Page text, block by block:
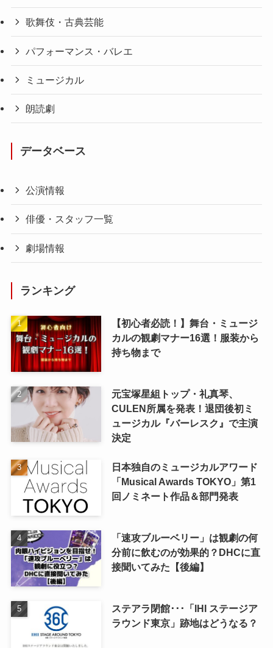
歌舞伎・古典芸能
パフォーマンス・バレエ
ミュージカル
朗読劇
データベース
公演情報
俳優・スタッフ一覧
劇場情報
ランキング
【初心者必読！】舞台・ミュージ
カルの観劇マナー16選！服装から
持ち物まで
元宝塚星組トップ・礼真琴、
CULEN所属を発表！退団後初ミ
ュージカル『バーレスク』で主演
決定
日本独自のミュージカルアワード
「Musical Awards TOKYO」第1
回ノミネート作品＆部門発表
「速攻ブルーベリー」は観劇の何
分前に飲むのが効果的？DHCに直
接聞いてみた【後編】
ステアラ閉館･･･「IHI ステージア
ラウンド東京」跡地はどうなる？